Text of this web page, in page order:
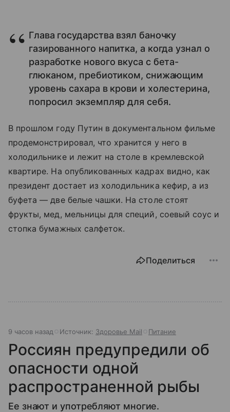
Глава государства взял баночку
газированного напитка, а когда узнал о
разработке нового вкуса с бета-
глюканом, пребиотиком, снижающим
уровень сахара в крови и холестерина,
попросил экземпляр для себя.
В прошлом году Путин в документальном фильме
продемонстрировал, что хранится у него в
холодильнике и лежит на столе в кремлевской
квартире. На опубликованных кадрах видно, как
президент достает из холодильника кефир, а из
буфета — две белые чашки. На столе стоят
фрукты, мед, мельницы для специй, соевый соус и
стопка бумажных салфеток.
Поделиться
9 часов назад Источник: Здоровье Mail Питание
Россиян предупредили об
опасности одной
распространенной рыбы
Ее знают и употребляют многие.